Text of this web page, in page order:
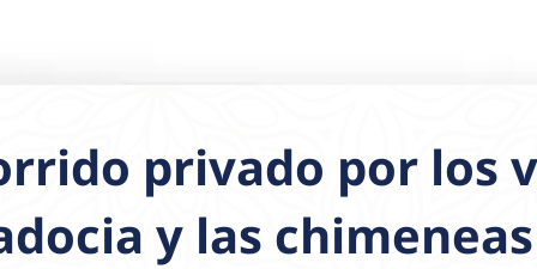
privado por los
y las